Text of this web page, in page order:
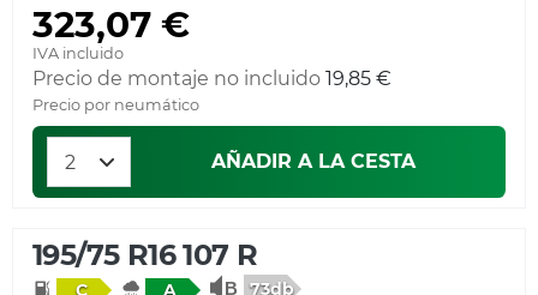
323,07 €
IVA incluido
Precio de montaje no incluido 19,85 €
Precio por neumático
AÑADIR A LA CESTA
195/75 R16 107 R
C A 73db